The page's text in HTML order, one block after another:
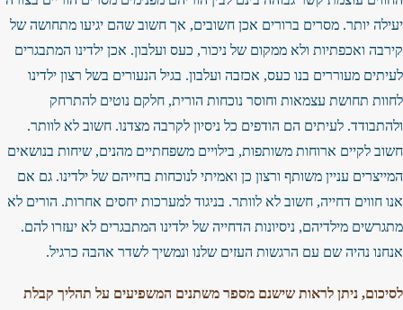
יעילה יותר. מסרים ברורים אכן חשובים, אך חשוב שהם יגיעו מתחושה של
קירבה ואכפתיות ולא ממקום של ניכור, כעס ועלבון. אכן ילדינו המתבגרים
לעיתים מעוררים בנו כעס, אכזבה ועלבון. בגיל הנעורים בשל רצון ילדינו
לחוות תחושת עצמאות וחוסר נוכחות הורית, חלקם נוטים להתרחק
ולהתבודד. לעיתים הם הודפים כל ניסיון לקרבה מצדנו. חשוב לא לוותר.
חשוב לקיים ארוחות משותפות, בילויים משפחתיים מהנים, שיחות בנושאים
המייצרים עניין משותף ורצון כן ואמיתי לנוכחות בחייהם של ילדינו. גם אם
אנו חווים דחייה, חשוב לא לוותר. בניגוד למערכות יחסים אחרות. הורים לא
מתגרשים מילדיהם, ניסיונות הדחייה של ילדינו המתבגרים לא יעזרו להם.
אנחנו נהיה שם עם הרגשות העזים שלנו ונמשיך לשדר אהבה כרגיל.
לסיכום, ניתן לראות שישנם מספר משתנים המשפיעים על תהליך קבלת